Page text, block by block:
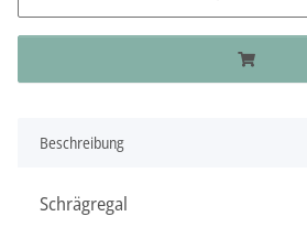
Beschreibung
Schrägregal